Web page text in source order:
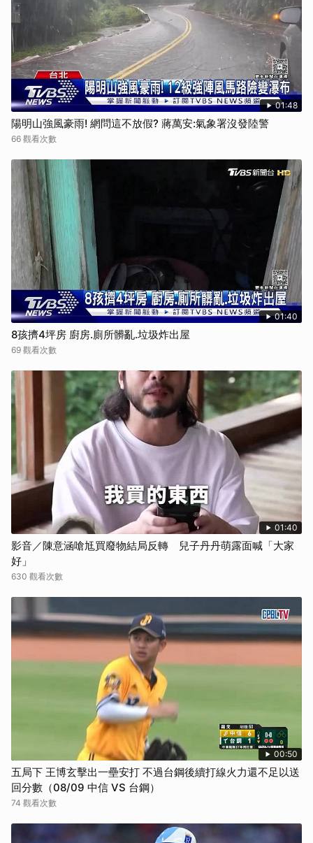
01:48
陽明山強風豪雨! 網問這不放假? 蔣萬安:氣象署沒發陸警
66 觀看次數
01:40
8孩擠4坪房 廚房.廁所髒亂.垃圾炸出屋
69 觀看次數
01:40
影音／陳意涵嗆尪買廢物結局反轉 兒子丹丹萌露面喊「大家
好」
630 觀看次數
00:50
五局下 王博玄擊出一壘安打 不過台鋼後續打線火力還不足以送
回分數（08/09 中信 VS 台鋼）
74 觀看次數